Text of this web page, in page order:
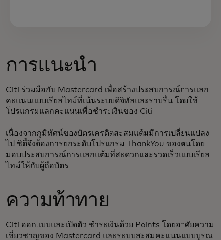
การแนะนำ
Citi ร่วมมือกับ Mastercard เพื่อสร้างประสบการณ์การแลก
คะแนนแบบเรียลไทม์ที่เน้นระบบดิจิทัลและราบรื่น โดยใช้
โปรแกรมแลกคะแนนเพื่อชำระเงินของ Citi
เนื่องจากภูมิทัศน์ของบัตรเครดิตสะสมแต้มมีการเปลี่ยนแปลง
ไป ซิตี้จึงต้องการยกระดับโปรแกรม ThankYou ของตนโดย
มอบประสบการณ์การแลกแต้มที่สะดวกและรวดเร็วแบบเรียล
ไทม์ให้กับผู้ถือบัตร
ความท้าทาย
Citi ออกแบบและเปิดตัว ชำระเงินด้วย Points โดยอาศัยความ
เชี่ยวชาญของ Mastercard และระบบสะสมคะแนนแบบบูรณ